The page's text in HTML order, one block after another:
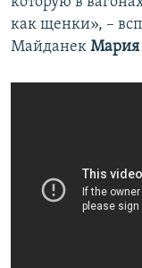
как щенки», –
Майданек Мария